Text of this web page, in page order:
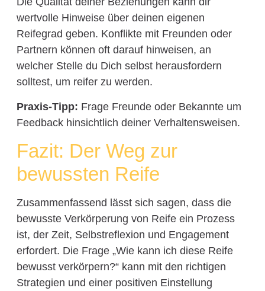
wertvolle Hinweise über deinen eigenen
Reifegrad geben. Konflikte mit Freunden oder
Partnern können oft darauf hinweisen, an
welcher Stelle du Dich selbst herausfordern
solltest, um reifer zu werden.
Praxis-Tipp: Frage Freunde oder Bekannte um
Feedback hinsichtlich deiner Verhaltensweisen.
Fazit: Der Weg zur
bewussten Reife
Zusammenfassend lässt sich sagen, dass die
bewusste Verkörperung von Reife ein Prozess
ist, der Zeit, Selbstreflexion und Engagement
erfordert. Die Frage „Wie kann ich diese Reife
bewusst verkörpern?“ kann mit den richtigen
Strategien und einer positiven Einstellung